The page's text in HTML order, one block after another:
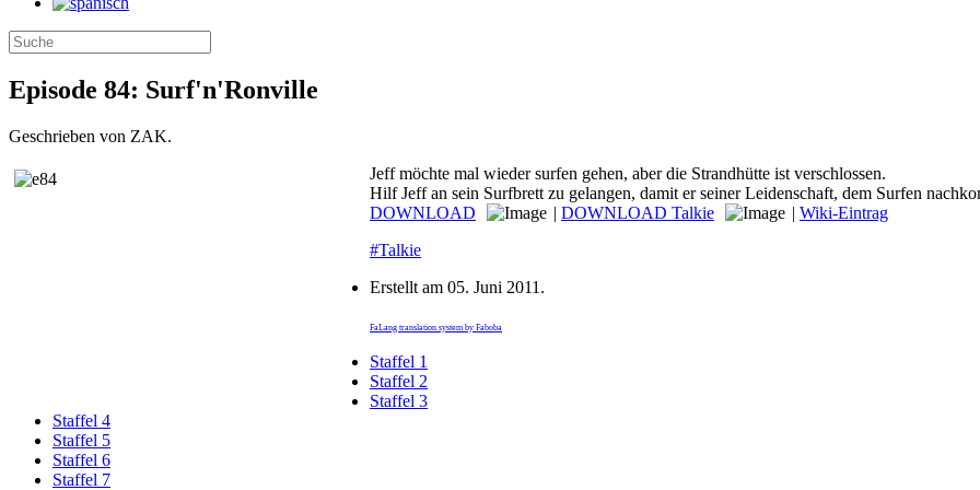
Episode 84: Surf'n'Ronville
Geschrieben von ZAK.
Jeff möchte mal wieder surfen gehen, aber die Strandhütte ist verschlossen.
Hilf Jeff an sein Surfbrett zu gelangen, damit er seiner Leidenschaft, dem Surfen
DOWNLOAD
| DOWNLOAD Talkie | Wiki-Eintrag
#Talkie
Erstellt am 05. Juni 2011 .
FaLang translation system by Faboba
Staffel 1
Staffel 2
Staffel 3
Staffel 4
Staffel 5
Staffel 6
Staffel 7